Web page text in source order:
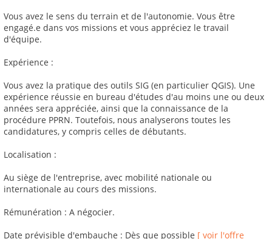
Vous avez le sens du terrain et de l'autonomie. Vous être
engagé.e dans vos missions et vous appréciez le travail
d'équipe.
Expérience :
Vous avez la pratique des outils SIG (en particulier QGIS). Une
expérience réussie en bureau d'études d'au moins une ou deux
années sera appréciée, ainsi que la connaissance de la
procédure PPRN. Toutefois, nous analyserons toutes les
candidatures, y compris celles de débutants.
Localisation :
Au siège de l'entreprise, avec mobilité nationale ou
internationale au cours des missions.
Rémunération : A négocier.
Date prévisible d'embauche : Dès que possible [ voir l'offre